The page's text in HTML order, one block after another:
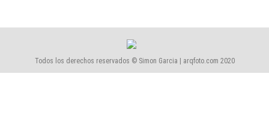
Todos los derechos reservados © Simon Garcia | arqfoto.com 2020